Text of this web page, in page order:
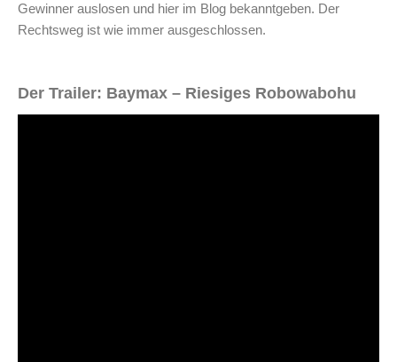
Gewinner auslosen und hier im Blog bekanntgeben. Der
Rechtsweg ist wie immer ausgeschlossen.
Der Trailer: Baymax – Riesiges Robowabohu